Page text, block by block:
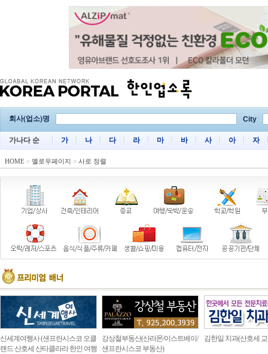
회사(업소)명 City
가나다 순 가 나 다 라 마 바 사 아 자
HOME > 옐로우페이지 > 사로 정렬
신세계여행사 (샌프란시스코 오클
랜드 산호세 산타클라라 한인 여행
강상철부동산(산라몬/이스트베이/
샌프란시스코 부동산)
김한일 치과(산호세